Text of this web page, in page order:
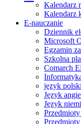
Kalendarz
Kalendarz
E-nauczanie
Dziennik
Microsoft
Egzamin
Szkolna
Comarch
język polski
Język
Język